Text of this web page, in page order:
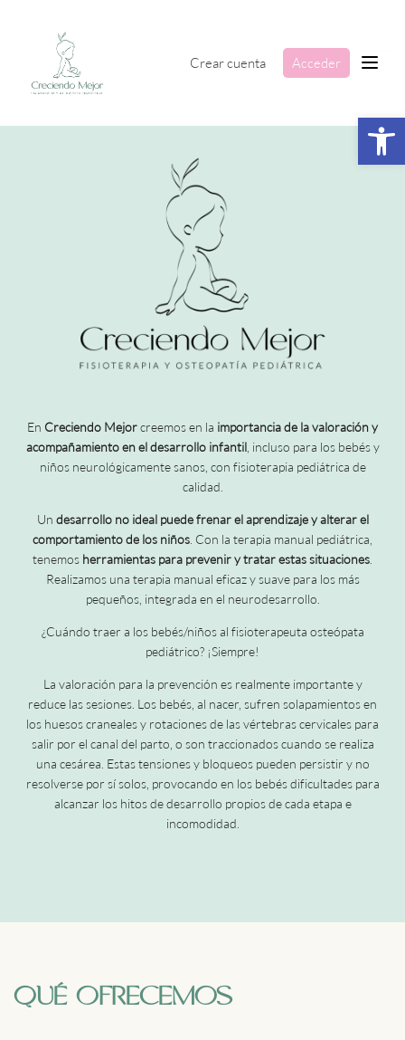
Abrir
Crear cuenta Acceder
En Creciendo Mejorcreemos en la importancia de la valoración y
acompañamiento en el desarrollo infantil, incluso para los bebés y
niños neurológicamente sanos, con fisioterapia pediátrica de
calidad.
Un desarrollo no ideal puede frenar el aprendizaje y alterar el
comportamiento de los niños . Con la terapia manual pediátrica,
tenemos herramientas para prevenir y tratar estas situaciones
Realizamos una terapia manual eficaz y suave para los más
pequeños, integrada en el neurodesarrollo.
¿Cuándo traer a los bebés/niños al fisioterapeuta osteópata
pediátrico? ¡Siempre!
La valoración para la prevención es realmente importante y
reduce las sesiones. Los bebés, al nacer, sufren solapamientos en
los huesos craneales y rotaciones de las vértebras cervicales para
salir por el canal del parto, o son traccionados cuando se realiza
una cesárea. Estas tensiones y bloqueos pueden persistir y no
resolverse por sí solos, provocando en los bebés dificultades para
alcanzar los hitos de desarrollo propios de cada etapa e
incomodidad.
QUÉ OFRECEMOS